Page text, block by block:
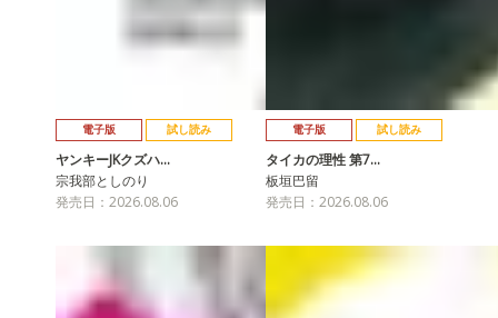
電子版 試し読み
ヤンキーJKクズハ…
宗我部としのり
発売日：2026.08.06
電子版 試し読み
タイカの理性 第7…
板垣巴留
発売日：2026.08.06